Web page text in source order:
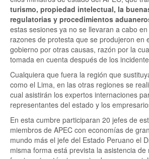
turismo, propiedad intelectual, la
regulatorias y procedimientos
estas sesiones ya no se llevaran a cabo
razones de protesta que se produjeron en
gobierno por otras causas, razón por la
tomada en cuenta después de los
Cualquiera que fuera la región que
como el Lima, en las otras regiones se
cual asistirán los expertos internaciones
representantes del estado y los
En esta cumbre participaran 20 jefes de
miembros de APEC con economías de
mundo más el jefe del Estado Peruano el
misma forma está prevista la asistencia de